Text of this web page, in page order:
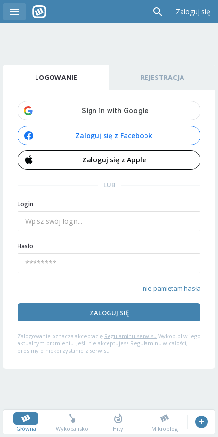
Zaloguj się
LOGOWANIE REJESTRACJA
Zaloguj się z Facebook
Zaloguj się z Apple
LUB
Login
Hasło
nie pamiętam hasła
ZALOGUJ SIĘ
Zalogowanie oznacza akceptację Regulaminu serwisu Wykop.pl w jego
aktualnym brzmieniu. Jeśli nie akceptujesz Regulaminu w całości,
prosimy o niekorzystanie z serwisu.
Główna Wykopalisko Hity Mikroblog